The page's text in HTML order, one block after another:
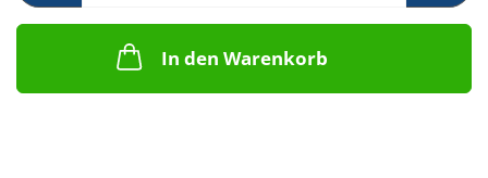
In den Warenkorb